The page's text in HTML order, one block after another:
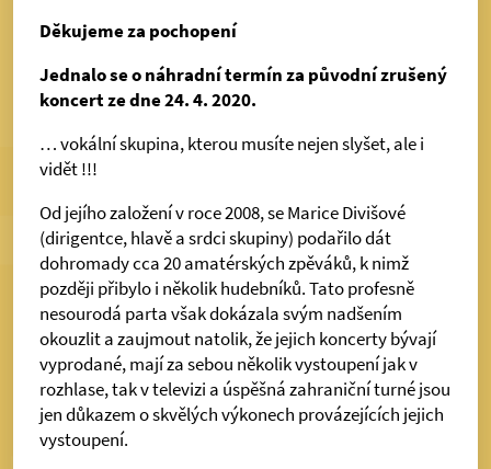
Děkujeme za pochopení
Jednalo se o náhradní termín za původní zrušený
koncert ze dne 24. 4. 2020.
… vokální skupina, kterou musíte nejen slyšet, ale i
vidět !!!
Od jejího založení v roce 2008, se Marice Divišové
(dirigentce, hlavě a srdci skupiny) podařilo dát
dohromady cca 20 amatérských zpěváků, k nimž
později přibylo i několik hudebníků. Tato profesně
nesourodá parta však dokázala svým nadšením
okouzlit a zaujmout natolik, že jejich koncerty bývají
vyprodané, mají za sebou několik vystoupení jak v
rozhlase, tak v televizi a úspěšná zahraniční turné jsou
jen důkazem o skvělých výkonech provázejících jejich
vystoupení.